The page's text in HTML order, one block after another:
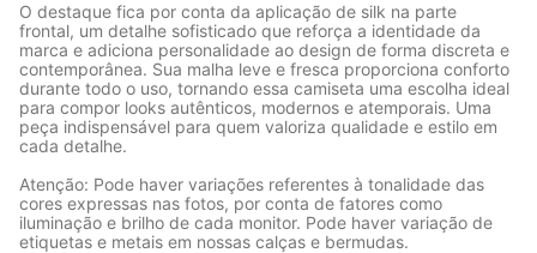
O destaque fica por conta da aplicação de silk na parte
frontal, um detalhe sofisticado que reforça a identidade da
marca e adiciona personalidade ao design de forma discreta e
contemporânea. Sua malha leve e fresca proporciona conforto
durante todo o uso, tornando essa camiseta uma escolha ideal
para compor looks autênticos, modernos e atemporais. Uma
peça indispensável para quem valoriza qualidade e estilo em
cada detalhe.
Atenção: Pode haver variações referentes à tonalidade das
cores expressas nas fotos, por conta de fatores como
iluminação e brilho de cada monitor. Pode haver variação de
etiquetas e metais em nossas calças e bermudas.